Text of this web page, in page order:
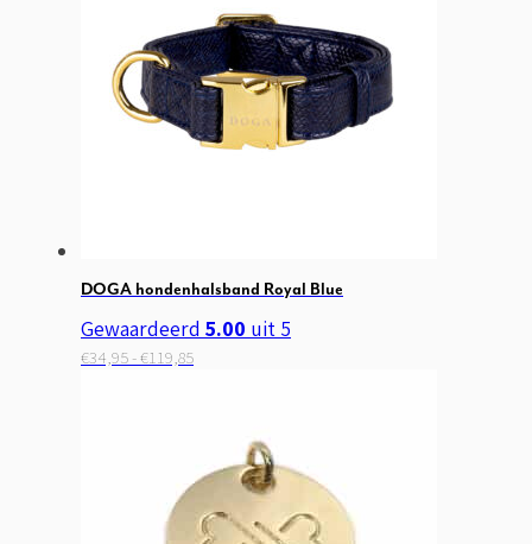
DOGA hondenhalsband Royal Blue
Gewaardeerd 5.00 uit 5
€34,95 -€119,85Prijsklasse:
Dit
meerdere
variaties.
Deze
optie